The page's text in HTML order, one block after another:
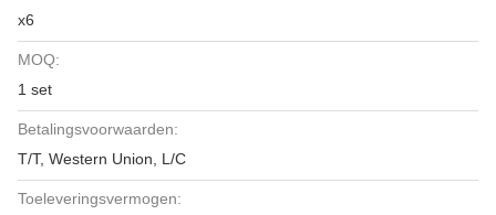
x6
MOQ:
1 set
Betalingsvoorwaarden:
T/T, Western Union, L/C
Toeleveringsvermogen: